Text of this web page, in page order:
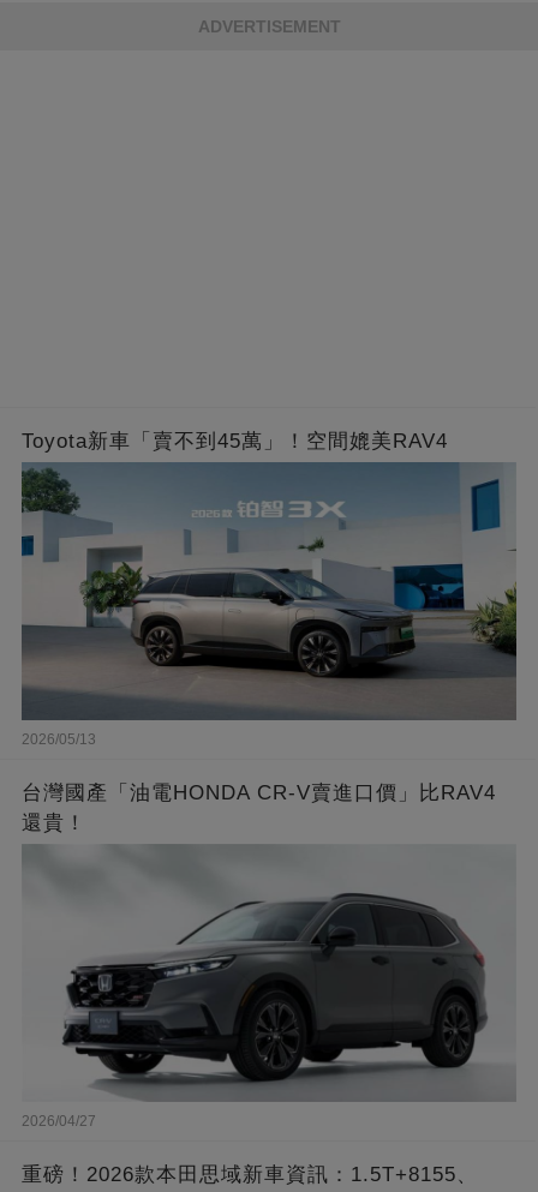
ADVERTISEMENT
Toyota新車「賣不到45萬」！空間媲美RAV4
2026/05/13
台灣國產「油電HONDA CR-V賣進口價」比RAV4
還貴！
2026/04/27
重磅！2026款本田思域新車資訊：1.5T+8155、